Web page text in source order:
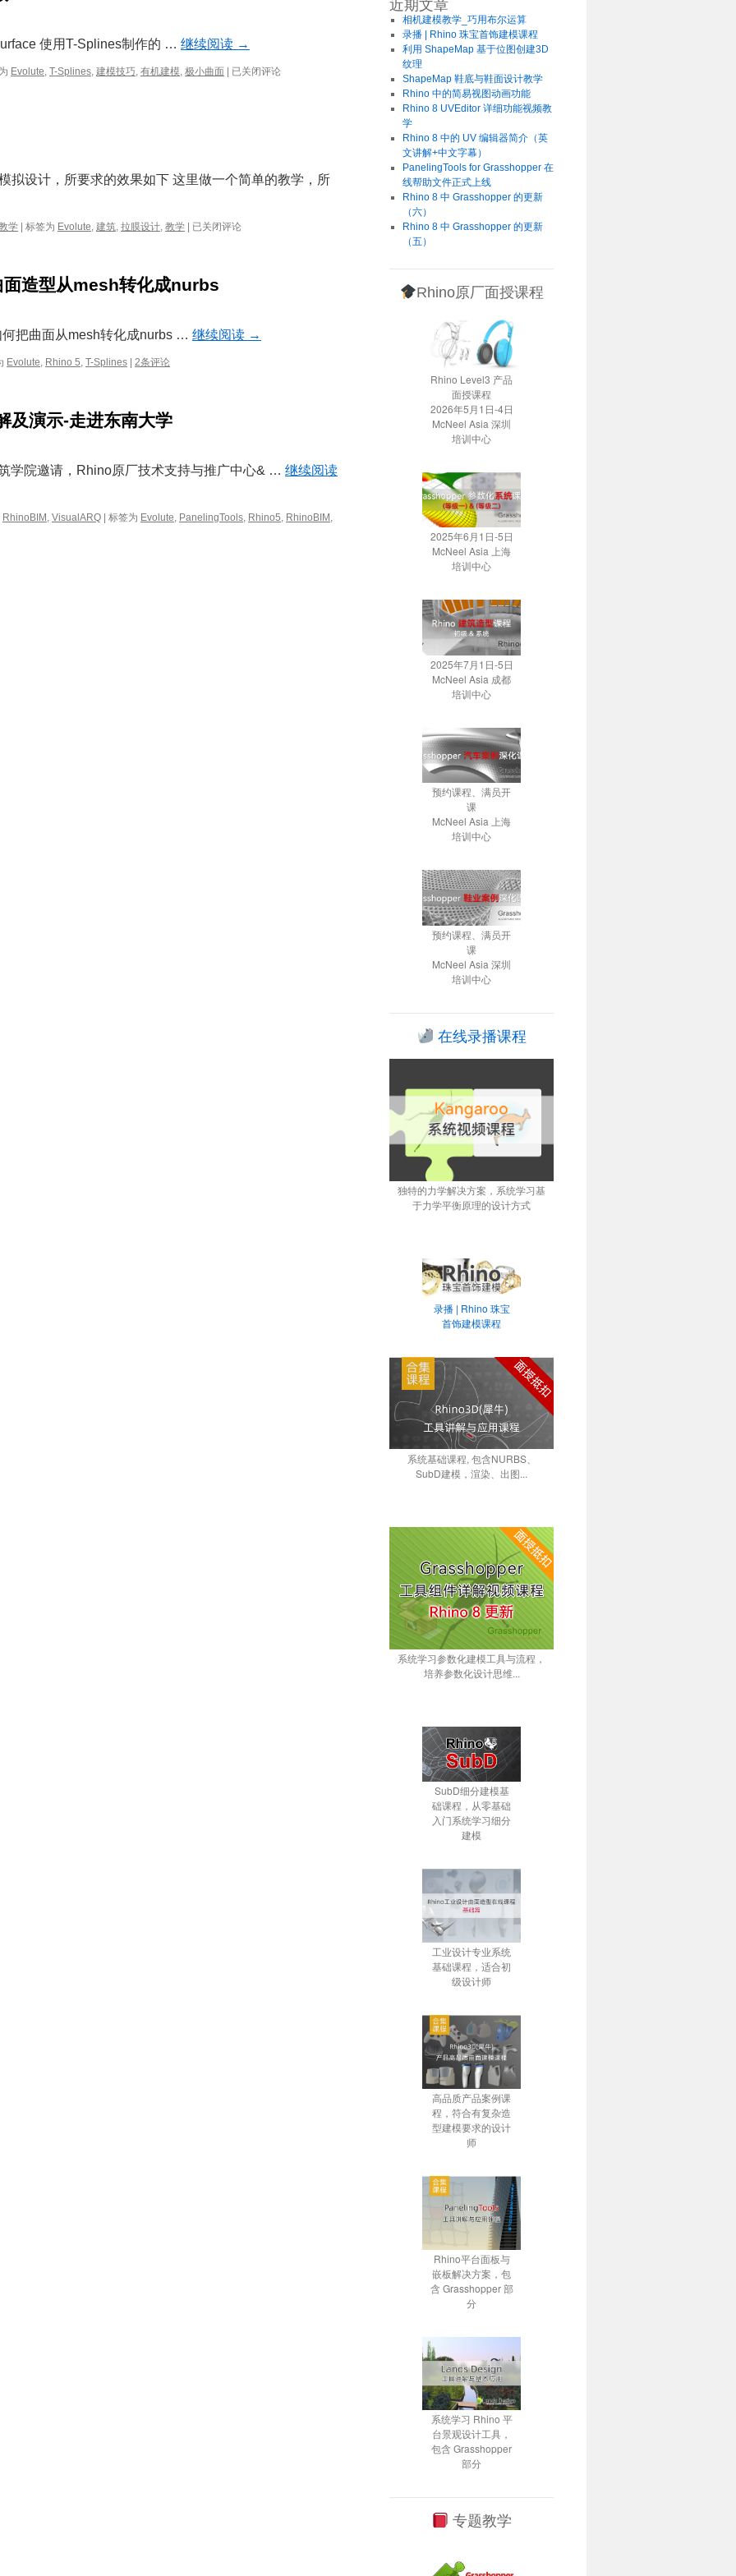
使用T-Splines制作的 … 继续阅读 →
Evolute, T-Splines, 建模技巧, 有机建模, 极小曲面
Gyroid
已关闭评论
拟设计，所要求的效果如下 这里做一个简单的教学，所
学 标签为 Evolute, 建筑, 拉膜设计, 教学
【教
结
拟
已关闭评论
面造型从mesh转化成nurbs
把曲面从mesh转化成nurbs … 继续阅读 →
Evolute, Rhino 5, T-Splines 2条评论
及演示-走进东南大学
学院邀请，Rhino原厂技术支持与推广中心& … 继续阅读
RhinoBIM , VisualARQ 标签为 Evolute, PanelingTools, Rhino5, RhinoBIM ,
近期文章
相机建模教学_巧用布尔运算
录播 | Rhino 珠宝首饰建模课程
利用 ShapeMap 基于位图创建3D
纹理
ShapeMap 鞋底与鞋面设计教学
Rhino 中的简易视图动画功能
Rhino 8 UVEditor 详细功能视频教
学
Rhino 8 中的 UV 编辑器简介（英
文讲解+中文字幕）
PanelingTools for Grasshopper 在
线帮助文件正式上线
Rhino 8 中 Grasshopper 的更新
（六）
Rhino 8 中 Grasshopper 的更新
（五）
Rhino原厂面授课程
Rhino Level3 产品
面授课程
2026年5月1日-4日
McNeel Asia 深圳
培训中心
2025年6月1日-5日
McNeel Asia 上海
培训中心
2025年7月1日-5日
McNeel Asia 成都
培训中心
预约课程、满员开
课
McNeel Asia 上海
培训中心
预约课程、满员开
课
McNeel Asia 深圳
培训中心
在线录播课程
独特的力学解决方案，系统学习基
于力学平衡原理的设计方式
录播 | Rhino 珠宝
首饰建模课程
系统基础课程, 包含NURBS、
SubD建模，渲染、出图...
系统学习参数化建模工具与流程，
培养参数化设计思维...
SubD细分建模基
础课程，从零基础
入门系统学习细分
建模
工业设计专业系统
基础课程，适合初
级设计师
高品质产品案例课
程，符合有复杂造
型建模要求的设计
师
Rhino平台面板与
嵌板解决方案，包
含 Grasshopper 部
分
系统学习 Rhino 平
台景观设计工具，
包含 Grasshopper
部分
专题教学